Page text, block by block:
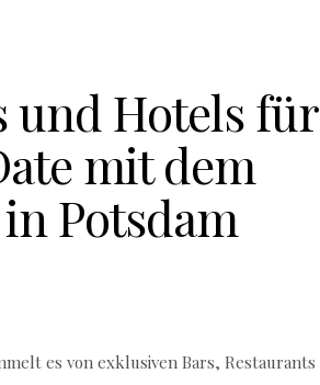
und Hotels für
mit dem
Potsdam
es von exklusiven Bars, Restaurants